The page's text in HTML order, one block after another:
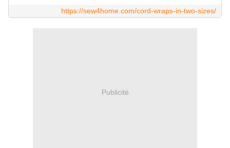
https://sew4home.com/cord-wraps-in-two-sizes/
Publicité